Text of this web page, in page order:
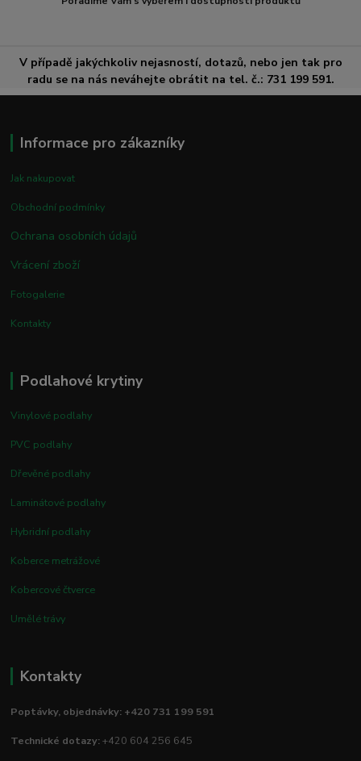
V případě jakýchkoliv nejasností, dotazů, nebo jen tak pro
radu se na nás neváhejte obrátit na tel. č.: 731 199 591.
Informace pro zákazníky
Jak nakupovat
Obchodní podmínky
Ochrana osobních údajů
Vrácení zboží
Fotogalerie
Kontakty
Podlahové krytiny
Vinylové podlahy
PVC podlahy
Dřevěné podlahy
Laminátové podlahy
Hybridní podlahy
Koberce metrážové
Kobercové čtverce
Umělé trávy
Kontakty
Poptávky, objednávky: +420 731 199 591
Technické dotazy:+420 604 256 645